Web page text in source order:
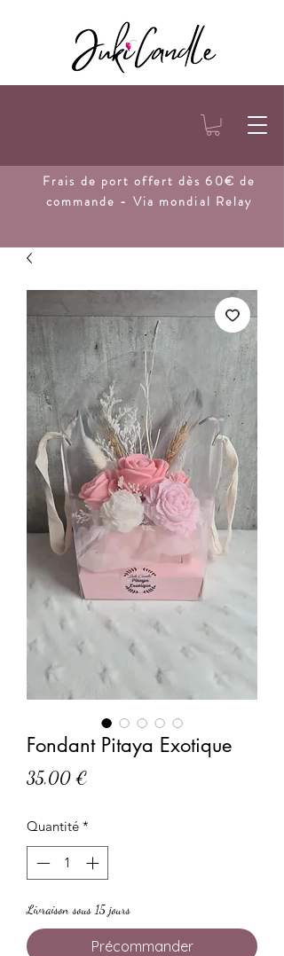
Frais de port offert dès 60€ de
commande - Via mondial Relay
Fondant Pitaya Exotique
35,00 €
Quantité *
Livraison sous 15 jours
Précommander